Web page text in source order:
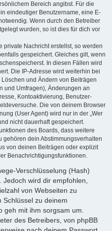
Bereich angibst. Für die
eindeutiger Benutzername, eine E-
Wenn durch den Betreiber
wurden, so ist dies für dich vor
private Nachricht erstellst, so werden
gespeichert. Gleiches gilt, wenn
In diesen Fällen wird
Die IP-Adresse wird weiterhin bei
und Ändern von Beiträgen
und Umfragen), Änderungen an
Kontoaktivierung, Benutzer-
Die von deinem Browser
(User Agent) wird nur in der „Wer
nicht dauerhaft gespeichert.
des Boards, dass weitere
gehören dein Abstimmungsverhalten
von deinen Beiträgen oder explizit
Benachrichtigungsfunktionen.
Verschlüsselung (Hash)
wird dir empfohlen,
von Webseiten zu
Schlüssel zu deinem
geh mit ihm sorgsam um.
des Betreibers, von phpBB